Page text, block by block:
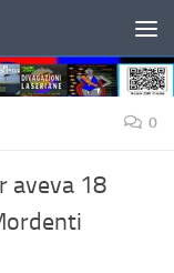
0
aveva 18